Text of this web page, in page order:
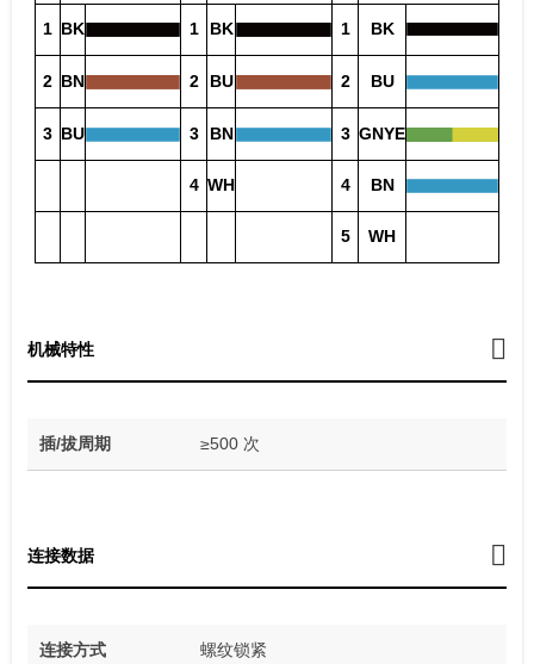
1 BK 1 BK 1 BK
2 BN 2 BU 2 BU
3 BU 3 BN 3 GNYE
4 WH 4 BN
5 WH
机械特性
插/拔周期 ≥500 次
连接数据
连接方式 螺纹锁紧